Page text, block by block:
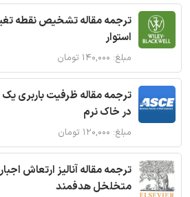
ترجمه مقاله تشخیص نقطه
استوار
مبلغ: ۱۴۰,۰۰۰ تومان
ترجمه مقاله ظرفیت باربری
در خاک نرم
مبلغ: ۱۲۰,۰۰۰ تومان
ترجمه مقاله آنالیز ارتعاش
متخلخل هدفمند